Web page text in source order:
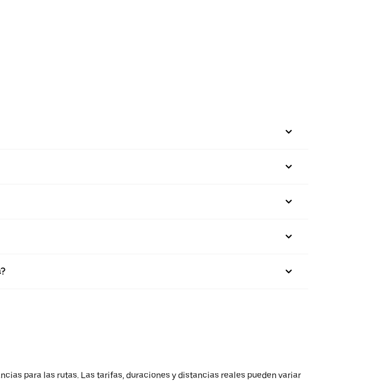
para las rutas. Las tarifas, duraciones y distancias reales pueden variar